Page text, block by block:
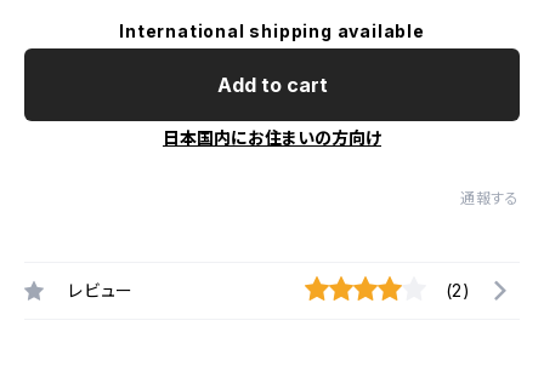
International shipping available
Add to cart
日本国内にお住まいの方向け
通報する
レビュー (2)